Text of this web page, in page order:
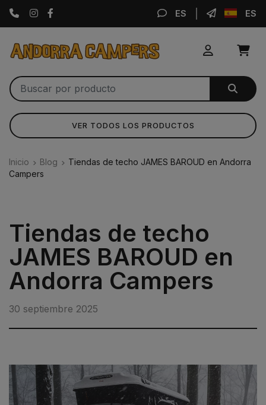
Instagram ES ES
VER TODOS LOS PRODUCTOS
Inicio Blog
Tiendas de techo JAMES BAROUD en Andorra
Campers
Tiendas de techo
JAMES BAROUD en
Andorra Campers
30 septiembre 2025